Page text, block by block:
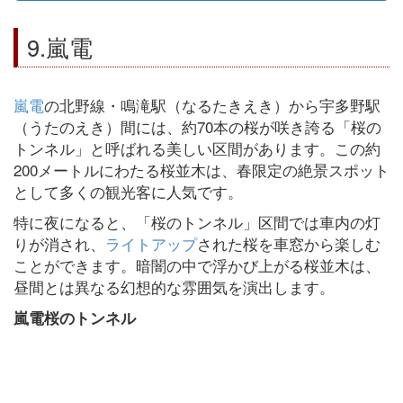
9.嵐電
嵐電の北野線・鳴滝駅（なるたきえき）から宇多野駅
（うたのえき）間には、約70本の桜が咲き誇る「桜の
トンネル」と呼ばれる美しい区間があります。この約
200メートルにわたる桜並木は、春限定の絶景スポット
として多くの観光客に人気です。
特に夜になると、「桜のトンネル」区間では車内の灯
りが消され、 ライトアップされた桜を車窓から楽しむ
ことができます。暗闇の中で浮かび上がる桜並木は、
昼間とは異なる幻想的な雰囲気を演出します。
嵐電桜のトンネル